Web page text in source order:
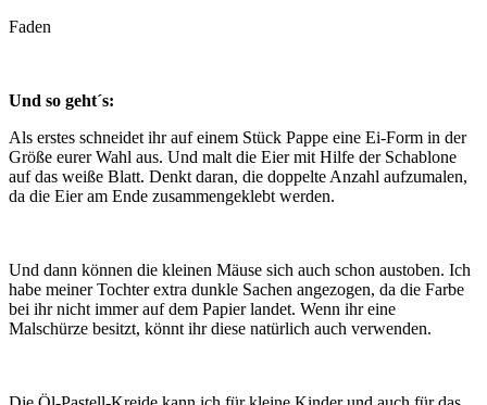
Faden
Und so geht´s:
Als erstes schneidet ihr auf einem Stück Pappe eine Ei-Form in der
Größe eurer Wahl aus. Und malt die Eier mit Hilfe der Schablone
auf das weiße Blatt. Denkt daran, die doppelte Anzahl aufzumalen,
da die Eier am Ende zusammengeklebt werden.
Und dann können die kleinen Mäuse sich auch schon austoben. Ich
habe meiner Tochter extra dunkle Sachen angezogen, da die Farbe
bei ihr nicht immer auf dem Papier landet. Wenn ihr eine
Malschürze besitzt, könnt ihr diese natürlich auch verwenden.